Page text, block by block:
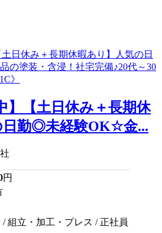
】【土日休み＋長期休
日勤◎未経験OK☆金...
円
/ 組立・加工・プレス / 正社員